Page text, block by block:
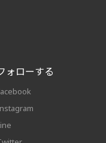
ォローする